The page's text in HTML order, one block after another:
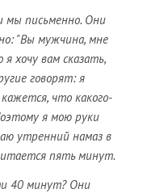
мы письменно. Они
"Вы мужчина, мне
я хочу вам сказать,
говорят: я
что какого-
я мою руки
утренний намаз в
пять минут.
40 минут? Они